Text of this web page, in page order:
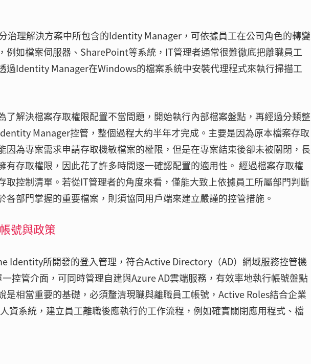
治理解決方案中所包含的Identity Manager，可依據員工在公司角色的轉變
例如檔案伺服器、SharePoint等系統，IT管理者通常很難徹底把離職員工
過Identity Manager在Windows的檔案系統中安裝代理程式來執行掃描工
了解決檔案存取權限配置不當問題，開始執行內部檔案盤點，再經過分類整
Manager控管，整個過程大約半年才完成。主要是因為原本檔案存取
因為專案需求申請存取機敏檔案的權限，但是在專案結束後卻未被關閉，長
有存取權限，因此花了許多時間逐一確認配置的適用性。 經過檔案存取權
取控制清單。若從IT管理者的角度來看，僅能大致上依據員工所屬部門判斷
各部門掌握的重要檔案，則須協同用戶端來建立嚴謹的控管措施。
號與政策
Identity所開發的登入管理，符合Active Directory（AD）網域服務控管機
控管介面，可同時管理自建與Azure AD雲端服務，有效率地執行帳號盤點
是相當重要的基礎，必須釐清現職與離職員工帳號，Active Roles結合企業
資系統，建立員工離職後應執行的工作流程，例如確實關閉應用程式、檔